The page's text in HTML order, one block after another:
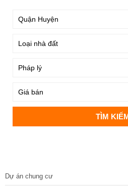
Dự án chung cư